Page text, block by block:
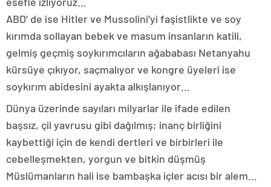
ABD’ de ise Hitler ve Mussolini’yi faşistlikte ve soy
kırımda sollayan bebek ve masum insanların katili,
gelmiş geçmiş soykırımcıların ağababası Netanyahu
kürsüye çıkıyor, saçmalıyor ve kongre üyeleri ise
soykırım abidesini ayakta alkışlanıyor…
Dünya üzerinde sayıları milyarlar ile ifade edilen
başsız, çil yavrusu gibi dağılmış; inanç birliğini
kaybettiği için de kendi dertleri ve birbirleri ile
cebelleşmekten, yorgun ve bitkin düşmüş
Müslümanların hali ise bambaşka içler acısı bir alem…